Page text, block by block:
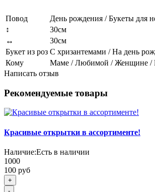
Повод
День рождения / Букеты для
↕
30см
↔
30см
Букет из роз С хризантемами / На день
Кому
Маме / Любимой / Женщине /
Написать отзыв
Рекомендуемые товары
Красивые открытки в ассортименте!
Наличие:Есть в наличии
1000
100 руб
+